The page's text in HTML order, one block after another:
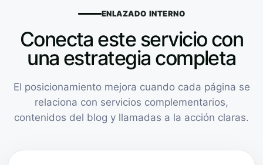
ENLAZADO INTERNO
Conecta este servicio con
una estrategia completa
El posicionamiento mejora cuando cada página se
relaciona con servicios complementarios,
contenidos del blog y llamadas a la acción claras.